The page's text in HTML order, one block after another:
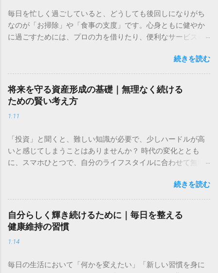
毎日を忙しく過ごしていると、どうしても後回しになりがち
なのが「お掃除」や「食事の支度」です。心身ともに健やか
に過ごすためには、プロの力を借りたり、便利なサービスを
ね。 今回は、住まいを整える専門的なサービスと、毎日の食
卓を豊かにする心強い味方をご紹介します。限られた時間を
「自分や家族の大切な時間」に変えるためのヒントとしてお
役立てください。 ＞ [プロの技術で住まいを徹底的に綺麗に
するサービスはこちら] ＞ [プロが作る健康的で美味しい料理
を届けるサービスはこちら] 忙しい毎日に追われ、「自分の時
家事や仕事、日々の細かな雑務に忙殺されていると、心身の
疲れは溜まる一方です。しかし、生活の質を高めることは、
決して慌ただしく動き回ることではありません。むしろ、暮
く余裕のある生活を手に入れることができます。 この記事で
は、日々のルーティンを見直し、限られた時間を自分にとっ
て大切なことに使うための具体的な考え方と手法を解説しま
す。時間と心にゆとりを持ち、理想の暮らしを実現するため
終わらせることではありません。その先にある「自分らしい
時間」を確保し、心の平穏を取り戻すことにあります。 1-1.
続きを読む
将来を守る資産形成の基礎｜無理なく続ける
ための賢い考え方
1:11
「投資」と聞くと、難しい知識が必要で、少しハードルが高
いと感じてしまうことはありませんか？ 時代の変化ととも
に、スマホひとつで、自分のライフスタイルに合わせて無理
ある方はもちろん、これから初めて挑戦してみたい方にとっ
ても、直感的に操作できる環境を選ぶことが、無理なく長く
続けるための第一歩になります。 ＞ [直感的な操作で投資体
験をはじめるための詳細はこちら] 将来の生活を想像したと
き、ふと「今のままの準備で大丈夫かな？」と不安を感じる
ことはありませんか。日々の生活に追われていると、どうし
がちです。しかし、将来に対する備えは、特別な才能や大き
続きを読む
自分らしく輝き続けるために｜毎日を整える
健康維持の習慣
1:14
毎日の生活において「何かを変えたい」「新しい習慣を身に